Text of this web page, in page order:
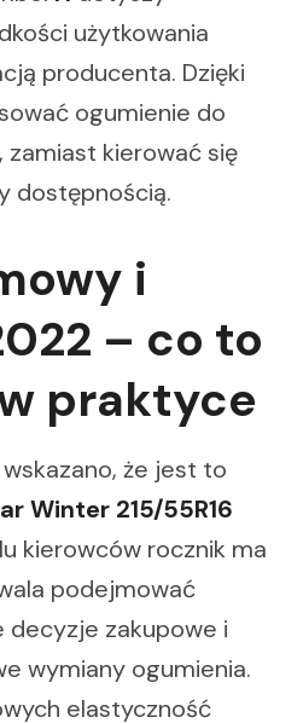
użytkowania
producenta. Dzięki
ogumienie do
kierować się
dostępnością.
i
– co to
praktyce
że jest to
Winter 215/55R16
kierowców rocznik ma
podejmować
decyzje zakupowe i
wymiany ogumienia.
elastyczność